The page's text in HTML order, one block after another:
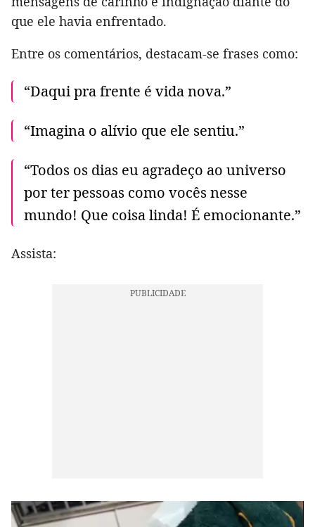
que ele havia enfrentado.
Entre os comentários, destacam-se frases como:
“Daqui pra frente é vida nova.”
“Imagina o alívio que ele sentiu.”
“Todos os dias eu agradeço ao universo
por ter pessoas como vocês nesse
mundo! Que coisa linda! É emocionante.”
Assista: